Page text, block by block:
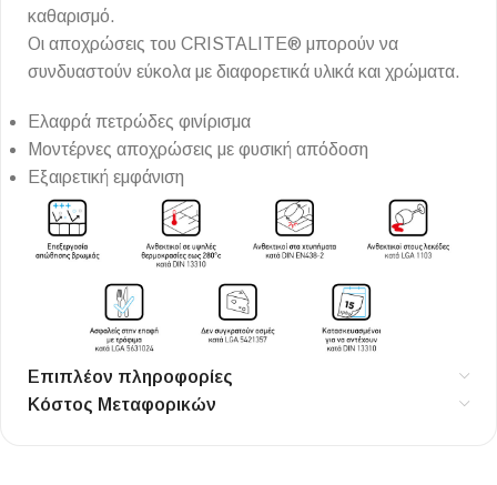
καθαρισμό.
Οι αποχρώσεις του CRISTALITE® μπορούν να
συνδυαστούν εύκολα με διαφορετικά υλικά και χρώματα.
Ελαφρά πετρώδες φινίρισμα
Μοντέρνες αποχρώσεις με φυσική απόδοση
Εξαιρετική εμφάνιση
Επιπλέον πληροφορίες
Κόστος Μεταφορικών